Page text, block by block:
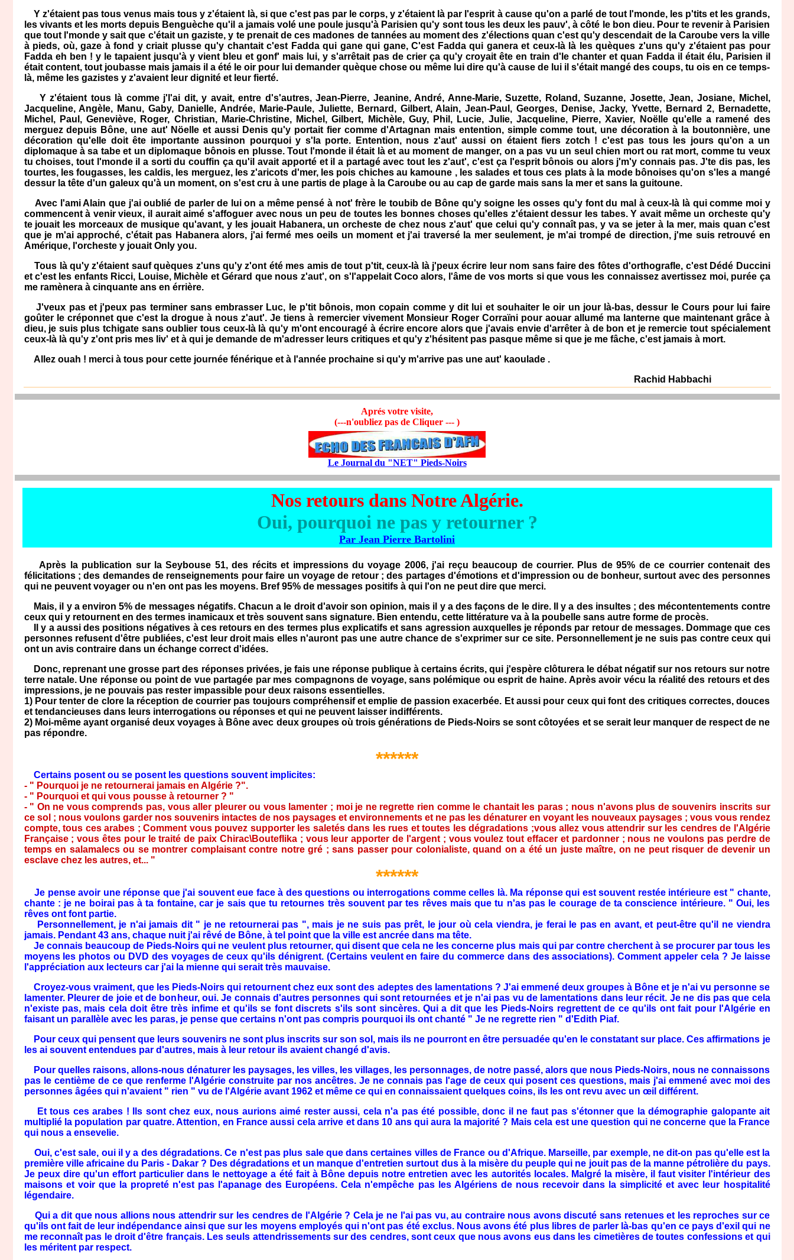
Y z'étaient pas tous venus mais tous y z'étaient là, si que c'est pas par le corps, y z'étaient là par l'esprit à cause qu'on a parlé de tout l'monde, les p'tits et les grands,
les vivants et les morts depuis Benguèche qu'il a jamais volé une poule jusqu'à Parisien qu'y sont tous les deux les pauv', à côté le bon dieu. Pour te revenir à Parisien
que tout l'monde y sait que c'était un gaziste, y te prenait de ces madones de tannées au moment des z'élections quan c'est qu'y descendait de la Caroube vers la ville
à pieds, où, gaze à fond y criait plusse qu'y chantait c'est Fadda qui gane qui gane, C'est Fadda qui ganera et ceux-là là les quèques z'uns qu'y z'étaient pas pour
Fadda eh ben ! y le tapaient jusqu'à y vient bleu et gonf' mais lui, y s'arrêtait pas de crier ça qu'y croyait ête en train d'le chanter et quan Fadda il était élu, Parisien il
était content, tout joubasse mais jamais il a été le oir pour lui demander quèque chose ou même lui dire qu'à cause de lui il s'était mangé des coups, tu ois en ce temps-
là, même les gazistes y z'avaient leur dignité et leur fierté.
Y z'étaient tous là comme j'l'ai dit, y avait, entre d's'autres, Jean-Pierre, Jeanine, André, Anne-Marie, Suzette, Roland, Suzanne, Josette, Jean, Josiane, Michel,
Jacqueline, Angèle, Manu, Gaby, Danielle, Andrée, Marie-Paule, Juliette, Bernard, Gilbert, Alain, Jean-Paul, Georges, Denise, Jacky, Yvette, Bernard 2, Bernadette,
Michel, Paul, Geneviève, Roger, Christian, Marie-Christine, Michel, Gilbert, Michèle, Guy, Phil, Lucie, Julie, Jacqueline, Pierre, Xavier, Noëlle qu'elle a ramené des
merguez depuis Bône, une aut' Nöelle et aussi Denis qu'y portait fier comme d'Artagnan mais entention, simple comme tout, une décoration à la boutonnière, une
décoration qu'elle doit ête importante aussinon pourquoi y s'la porte. Entention, nous z'aut' aussi on étaient fiers zotch ! c'est pas tous les jours qu'on a un
diplomaque à sa tabe et un diplomaque bônois en plusse. Tout l'monde il était là et au moment de manger, on a pas vu un seul chien mort ou rat mort, comme tu veux
tu choises, tout l'monde il a sorti du couffin ça qu'il avait apporté et il a partagé avec tout les z'aut', c'est ça l'esprit bônois ou alors j'm'y connais pas. J'te dis pas, les
tourtes, les fougasses, les caldis, les merguez, les z'aricots d'mer, les pois chiches au kamoune , les salades et tous ces plats à la mode bônoises qu'on s'les a mangé
dessur la tête d'un galeux qu'à un moment, on s'est cru à une partis de plage à la Caroube ou au cap de garde mais sans la mer et sans la guitoune.
Avec l'ami Alain que j'ai oublié de parler de lui on a même pensé à not' frère le toubib de Bône qu'y soigne les osses qu'y font du mal à ceux-là là qui comme moi y
commencent à venir vieux, il aurait aimé s'affoguer avec nous un peu de toutes les bonnes choses qu'elles z'étaient dessur les tabes. Y avait même un orcheste qu'y
te jouait les morceaux de musique qu'avant, y les jouait Habanera, un orcheste de chez nous z'aut' que celui qu'y connaît pas, y va se jeter à la mer, mais quan c'est
que je m'ai approché, c'était pas Habanera alors, j'ai fermé mes oeils un moment et j'ai traversé la mer seulement, je m'ai trompé de direction, j'me suis retrouvé en
Amérique, l'orcheste y jouait Only you.
Tous là qu'y z'étaient sauf quèques z'uns qu'y z'ont été mes amis de tout p'tit, ceux-là là j'peux écrire leur nom sans faire des fôtes d'orthografle, c'est Dédé Duccini
et c'est les enfants Ricci, Louise, Michèle et Gérard que nous z'aut', on s'l'appelait Coco alors, l'âme de vos morts si que vous les connaissez avertissez moi, purée ça
me ramènera à cinquante ans en érrière.
J'veux pas et j'peux pas terminer sans embrasser Luc, le p'tit bônois, mon copain comme y dit lui et souhaiter le oir un jour là-bas, dessur le Cours pour lui faire
goûter le créponnet que c'est la drogue à nous z'aut'. Je tiens à remercier vivement Monsieur Roger Corraïni pour aouar allumé ma lanterne que maintenant grâce à
dieu, je suis plus tchigate sans oublier tous ceux-là là qu'y m'ont encouragé à écrire encore alors que j'avais envie d'arrêter à de bon et je remercie tout spécialement
ceux-là là qu'y z'ont pris mes liv' et à qui je demande de m'adresser leurs critiques et qu'y z'hésitent pas pasque même si que je me fâche, c'est jamais à mort.
Allez ouah ! merci à tous pour cette journée fénérique et à l'année prochaine si qu'y m'arrive pas une aut' kaoulade .
Rachid Habbachi
Aprés votre visite,
(---n'oubliez pas de Cliquer --- )
Le Journal du "NET" Pieds-Noirs
Nos retours dans Notre Algérie.
Oui, pourquoi ne pas y retourner ?
Par Jean Pierre Bartolini
Après la publication sur la Seybouse 51, des récits et impressions du voyage 2006, j'ai reçu beaucoup de courrier. Plus de 95% de ce courrier contenait des
félicitations ; des demandes de renseignements pour faire un voyage de retour ; des partages d'émotions et d'impression ou de bonheur, surtout avec des personnes
qui ne peuvent voyager ou n'en ont pas les moyens. Bref 95% de messages positifs à qui l'on ne peut dire que merci.
Mais, il y a environ 5% de messages négatifs. Chacun a le droit d'avoir son opinion, mais il y a des façons de le dire. Il y a des insultes ; des mécontentements contre
ceux qui y retournent en des termes inamicaux et très souvent sans signature. Bien entendu, cette littérature va à la poubelle sans autre forme de procès.
Il y a aussi des positions négatives à ces retours en des termes plus explicatifs et sans agression auxquelles je réponds par retour de messages. Dommage que ces
personnes refusent d'être publiées, c'est leur droit mais elles n'auront pas une autre chance de s'exprimer sur ce site. Personnellement je ne suis pas contre ceux qui
ont un avis contraire dans un échange correct d'idées.
Donc, reprenant une grosse part des réponses privées, je fais une réponse publique à certains écrits, qui j'espère clôturera le débat négatif sur nos retours sur notre
terre natale. Une réponse ou point de vue partagée par mes compagnons de voyage, sans polémique ou esprit de haine. Après avoir vécu la réalité des retours et des
impressions, je ne pouvais pas rester impassible pour deux raisons essentielles.
1) Pour tenter de clore la réception de courrier pas toujours compréhensif et emplie de passion exacerbée. Et aussi pour ceux qui font des critiques correctes, douces
et tendancieuses dans leurs interrogations ou réponses et qui ne peuvent laisser indifférents.
2) Moi-même ayant organisé deux voyages à Bône avec deux groupes où trois générations de Pieds-Noirs se sont côtoyées et se serait leur manquer de respect de ne
pas répondre.
******
Certains posent ou se posent les questions souvent implicites:
- " Pourquoi je ne retournerai jamais en Algérie ?".
- " Pourquoi et qui vous pousse à retourner ? "
- " On ne vous comprends pas, vous aller pleurer ou vous lamenter ; moi je ne regrette rien comme le chantait les paras ; nous n'avons plus de souvenirs inscrits sur
ce sol ; nous voulons garder nos souvenirs intactes de nos paysages et environnements et ne pas les dénaturer en voyant les nouveaux paysages ; vous vous rendez
compte, tous ces arabes ; Comment vous pouvez supporter les saletés dans les rues et toutes les dégradations ;vous allez vous attendrir sur les cendres de l'Algérie
Française ; vous êtes pour le traité de paix Chirac\Bouteflika ; vous leur apporter de l'argent ; vous voulez tout effacer et pardonner ; nous ne voulons pas perdre de
temps en salamalecs ou se montrer complaisant contre notre gré ; sans passer pour colonialiste, quand on a été un juste maître, on ne peut risquer de devenir un
esclave chez les autres, et... "
******
Je pense avoir une réponse que j'ai souvent eue face à des questions ou interrogations comme celles là. Ma réponse qui est souvent restée intérieure est " chante,
chante : je ne boirai pas à ta fontaine, car je sais que tu retournes très souvent par tes rêves mais que tu n'as pas le courage de ta conscience intérieure. " Oui, les
rêves ont font partie.
Personnellement, je n'ai jamais dit " je ne retournerai pas ", mais je ne suis pas prêt, le jour où cela viendra, je ferai le pas en avant, et peut-être qu'il ne viendra
jamais. Pendant 43 ans, chaque nuit j'ai rêvé de Bône, à tel point que la ville est ancrée dans ma tête.
Je connais beaucoup de Pieds-Noirs qui ne veulent plus retourner, qui disent que cela ne les concerne plus mais qui par contre cherchent à se procurer par tous les
moyens les photos ou DVD des voyages de ceux qu'ils dénigrent. (Certains veulent en faire du commerce dans des associations). Comment appeler cela ? Je laisse
l'appréciation aux lecteurs car j'ai la mienne qui serait très mauvaise.
Croyez-vous vraiment, que les Pieds-Noirs qui retournent chez eux sont des adeptes des lamentations ? J'ai emmené deux groupes à Bône et je n'ai vu personne se
lamenter. Pleurer de joie et de bonheur, oui. Je connais d'autres personnes qui sont retournées et je n'ai pas vu de lamentations dans leur récit. Je ne dis pas que cela
n'existe pas, mais cela doit être très infime et qu'ils se font discrets s'ils sont sincères. Qui a dit que les Pieds-Noirs regrettent de ce qu'ils ont fait pour l'Algérie en
faisant un parallèle avec les paras, je pense que certains n'ont pas compris pourquoi ils ont chanté " Je ne regrette rien " d'Edith Piaf.
Pour ceux qui pensent que leurs souvenirs ne sont plus inscrits sur son sol, mais ils ne pourront en être persuadée qu'en le constatant sur place. Ces affirmations je
les ai souvent entendues par d'autres, mais à leur retour ils avaient changé d'avis.
Pour quelles raisons, allons-nous dénaturer les paysages, les villes, les villages, les personnages, de notre passé, alors que nous Pieds-Noirs, nous ne connaissons
pas le centième de ce que renferme l'Algérie construite par nos ancêtres. Je ne connais pas l'age de ceux qui posent ces questions, mais j'ai emmené avec moi des
personnes âgées qui n'avaient " rien " vu de l'Algérie avant 1962 et même ce qui en connaissaient quelques coins, ils les ont revu avec un œil différent.
Et tous ces arabes ! Ils sont chez eux, nous aurions aimé rester aussi, cela n'a pas été possible, donc il ne faut pas s'étonner que la démographie galopante ait
multiplié la population par quatre. Attention, en France aussi cela arrive et dans 10 ans qui aura la majorité ? Mais cela est une question qui ne concerne que la France
qui nous a ensevelie.
Oui, c'est sale, oui il y a des dégradations. Ce n'est pas plus sale que dans certaines villes de France ou d'Afrique. Marseille, par exemple, ne dit-on pas qu'elle est la
première ville africaine du Paris - Dakar ? Des dégradations et un manque d'entretien surtout dus à la misère du peuple qui ne jouit pas de la manne pétrolière du pays.
Je peux dire qu'un effort particulier dans le nettoyage a été fait à Bône depuis notre entretien avec les autorités locales. Malgré la misère, il faut visiter l'intérieur des
maisons et voir que la propreté n'est pas l'apanage des Européens. Cela n'empêche pas les Algériens de nous recevoir dans la simplicité et avec leur hospitalité
légendaire.
Qui a dit que nous allions nous attendrir sur les cendres de l'Algérie ? Cela je ne l'ai pas vu, au contraire nous avons discuté sans retenues et les reproches sur ce
qu'ils ont fait de leur indépendance ainsi que sur les moyens employés qui n'ont pas été exclus. Nous avons été plus libres de parler là-bas qu'en ce pays d'exil qui ne
me reconnaît pas le droit d'être français. Les seuls attendrissements sur des cendres, sont ceux que nous avons eus dans les cimetières de toutes confessions et qui
les méritent par respect.